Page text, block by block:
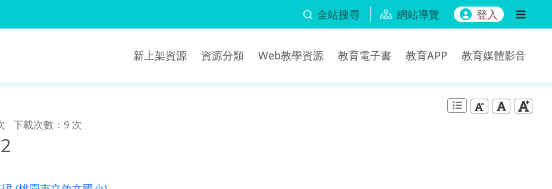
全站搜尋 網站導覽 登入
新上架資源 資源分類 Web教學資源 教育電子書 教育APP 教育媒體影音
下載次數：9 次